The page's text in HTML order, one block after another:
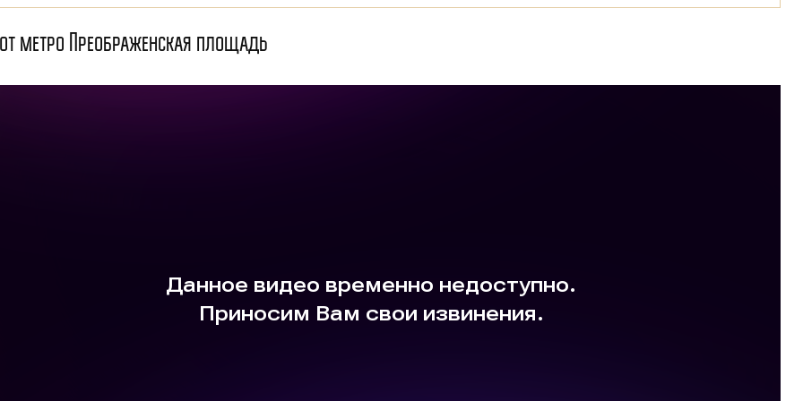
метро Преображенская площадь